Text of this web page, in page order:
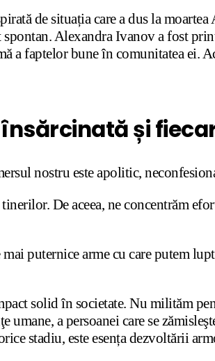
de situația care a dus la
Alexandra Ivanov a fost
a faptelor bune în comunitatea ei.
și
nostru este apolitic,
De aceea, ne concentrăm
puternice arme cu care putem
solid în societate. Nu milităm
umane, a persoanei care se
stadiu, este esența dezvoltării